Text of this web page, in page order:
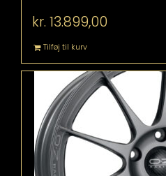
kr. 13.899,00
Tilføj til kurv